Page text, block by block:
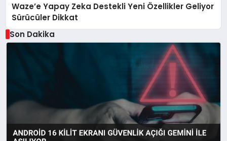
Waze’e Yapay Zeka Destekli Yeni Özellikler Geliyor
Sürücüler Dikkat
Son Dakika